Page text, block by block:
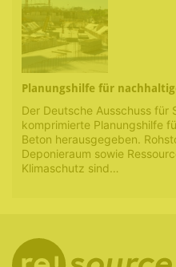
Planungshilfe für
Der Deutsche Ausschuss für
komprimierte Planungshilfe
Beton herausgegeben.
Deponieraum sowie
Klimaschutz sind…